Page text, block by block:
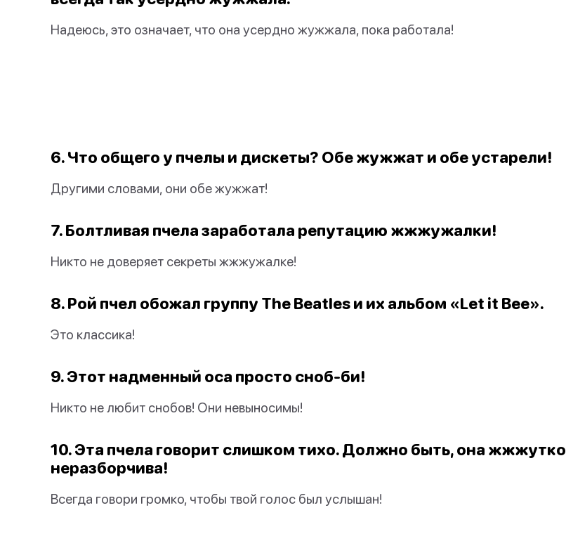
Надеюсь, это означает, что она усердно жужжала, пока работала!
6. Что общего у пчелы и дискеты? Обе жужжат и обе устарели!
Другими словами, они обе жужжат!
7. Болтливая пчела заработала репутацию жжжужалки!
Никто не доверяет секреты жжжужалке!
8. Рой пчел обожал группу The Beatles и их альбом «Let it Bee».
Это классика!
9. Этот надменный оса просто сноб-би!
Никто не любит снобов! Они невыносимы!
10. Эта пчела говорит слишком тихо. Должно быть, она жжжутко
неразборчива!
Всегда говори громко, чтобы твой голос был услышан!